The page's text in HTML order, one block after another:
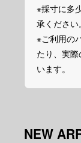
※採寸に多
承ください。
※ご利用の
たり、実
います。
NEW